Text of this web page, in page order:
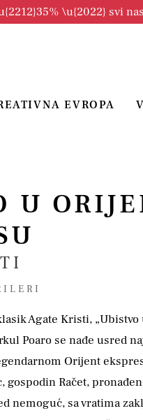
\u{2022} svi
EVROPA
U
Agate Kristi,
Poaro se nađe usred
Orijent
gospodin Račet,
nemoguć, sa vratima